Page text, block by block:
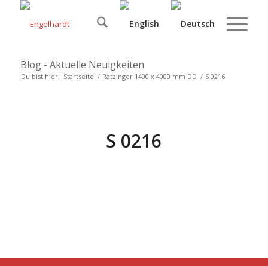
Blog - Aktuelle Neuigkeiten
Du bist hier: Startseite / Ratzinger 1400 x 4000 mm DD / S 0216
S 0216